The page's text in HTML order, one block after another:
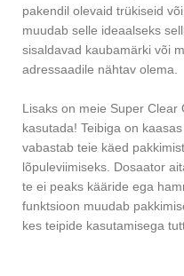
pakendil olevaid trükiseid
muudab selle ideaalseks
sisaldavad kaubamärki või
adressaadile nähtav olema.
Lisaks on meie Super Clear
kasutada! Teibiga on
vabastab teie käed
lõpuleviimiseks. Dosaator
te ei peaks kääride ega
funktsioon muudab
kes teipide kasutamisega